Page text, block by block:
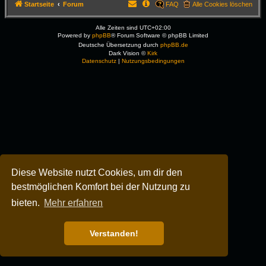
Diese Website nutzt Cookies, um dir den
bestmöglichen Komfort bei der Nutzung zu
bieten. Mehr erfahren
Verstanden!
Startseite Forum Alle Cookies löschen
FAQ
Alle Zeiten sind UTC+02:00
Powered by phpBB® Forum Software © phpBB Limited
Deutsche Übersetzung durch phpBB.de
Dark Vision ©Kirk
Datenschutz| Nutzungsbedingungen